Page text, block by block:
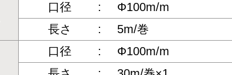
口径 :
Φ100m/m
長さ
: 5m/巻
口径 :
Φ100m/m